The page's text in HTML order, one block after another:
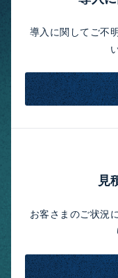
導入に関してご不
見
お客さまのご状況